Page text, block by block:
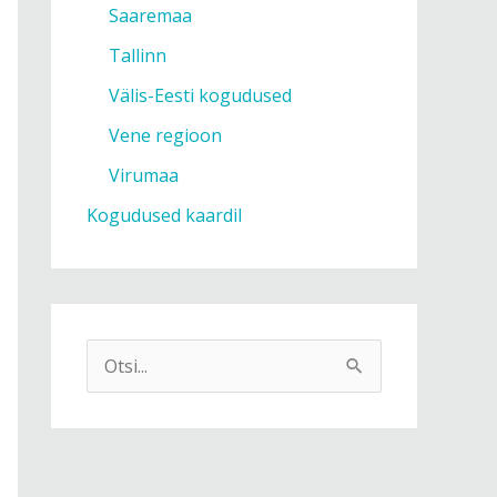
Saaremaa
Tallinn
Välis-Eesti kogudused
Vene regioon
Virumaa
Kogudused kaardil